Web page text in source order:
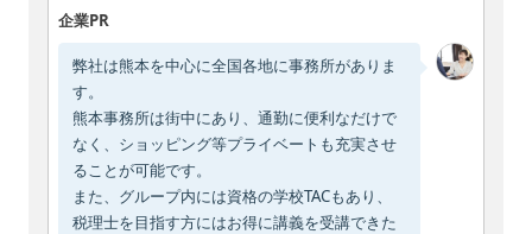
企業PR
弊社は熊本を中心に全国各地に事務所がありま
す。
熊本事務所は街中にあり、通勤に便利なだけで
なく、ショッピング等プライベートも充実させ
ることが可能です。
また、グループ内には資格の学校TACもあり、
税理士を目指す方にはお得に講義を受講できた